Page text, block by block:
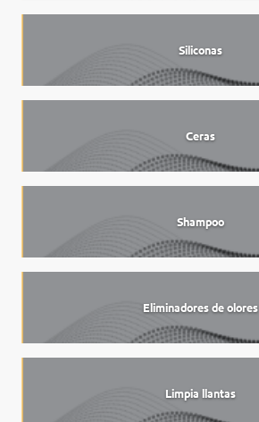
Siliconas
Ceras
Shampoo
Eliminadores de olores
Limpia llantas